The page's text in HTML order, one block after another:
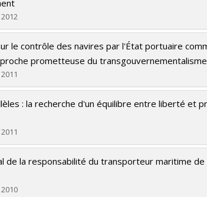
le contrôle des navires par l'État portuaire
prometteuse du transgouvernementalisme
: la recherche d'un équilibre entre liberté et
de la responsabilité du transporteur maritime de